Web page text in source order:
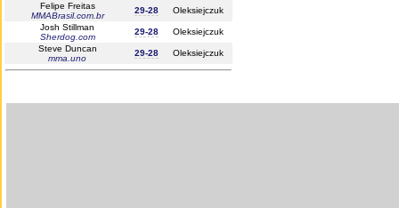
Felipe Freitas
MMABrasil.com.br
29-28
Oleksiejczuk
Josh Stillman
Sherdog.com
29-28
Oleksiejczuk
Steve Duncan
mma.uno
29-28 Oleksiejczuk